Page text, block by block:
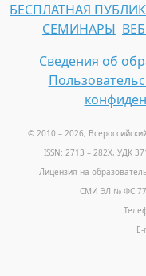
БЕСПЛАТНАЯ
СЕМИНАРЫ
Сведения об
© 2010 – 2026,
ISSN: 2713 – 282X, УДК
Лицензия на
СМИ ЭЛ № ФС 77